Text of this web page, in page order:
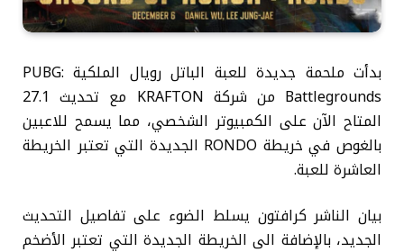
بدأت ملحمة جديدة للعبة الباتل رويال الملكية PUBG:
Battlegrounds من شركة KRAFTON مع تحديث 27.1
المتاح الآن على الكمبيوتر الشخصي، مما يسمح للاعبين
بالغوص في خريطة RONDO الجديدة التي تعتبر الخريطة
العاشرة للعبة.
بيان الناشر كرافتون يسلط الضوء على تفاصيل التحديث
الجديد، بالإضافة الى الخريطة الجديدة التي تعتبر الأضخم